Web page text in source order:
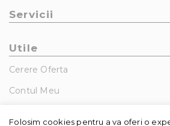
Servicii
Utile
Cerere Oferta
Contul Meu
Folosim cookies pentru a va oferi o